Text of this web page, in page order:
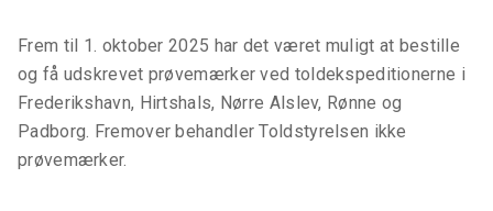
Frem til 1. oktober 2025 har det været muligt at bestille
og få udskrevet prøvemærker ved toldekspeditionerne i
Frederikshavn, Hirtshals, Nørre Alslev, Rønne og
Padborg. Fremover behandler Toldstyrelsen ikke
prøvemærker.